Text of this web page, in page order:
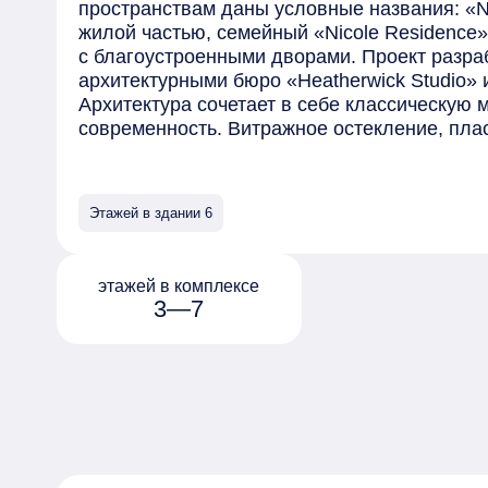
пространствам даны условные названия:
жилой частью, семейный «Nicole
с благоустроенными дворами. Проект
архитектурными бюро «Heatherwick Studio»
Архитектура сочетает в себе классическую
современность. Витражное остекление,
комплексе разместятся роскошные
квартиры с патио и отдельным входом и
открываются панорамные виды на Кремль.
предлагаются с предчистовой отделкой
Этажей в здании 6
3—7
этажей в комплексе